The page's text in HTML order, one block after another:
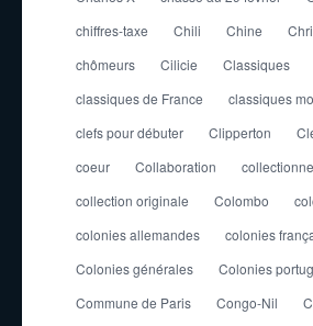
chiffres-taxe
Chili Chine
chômeurs
Cilicie
Classiques
classiques de France
classiques
clefs pour débuter
Clipperton
coeur
Collaboration
collection originale
Colombo
colonies allemandes
colonies
Colonies générales
Colonies
Commune de Paris
Congo-Nil